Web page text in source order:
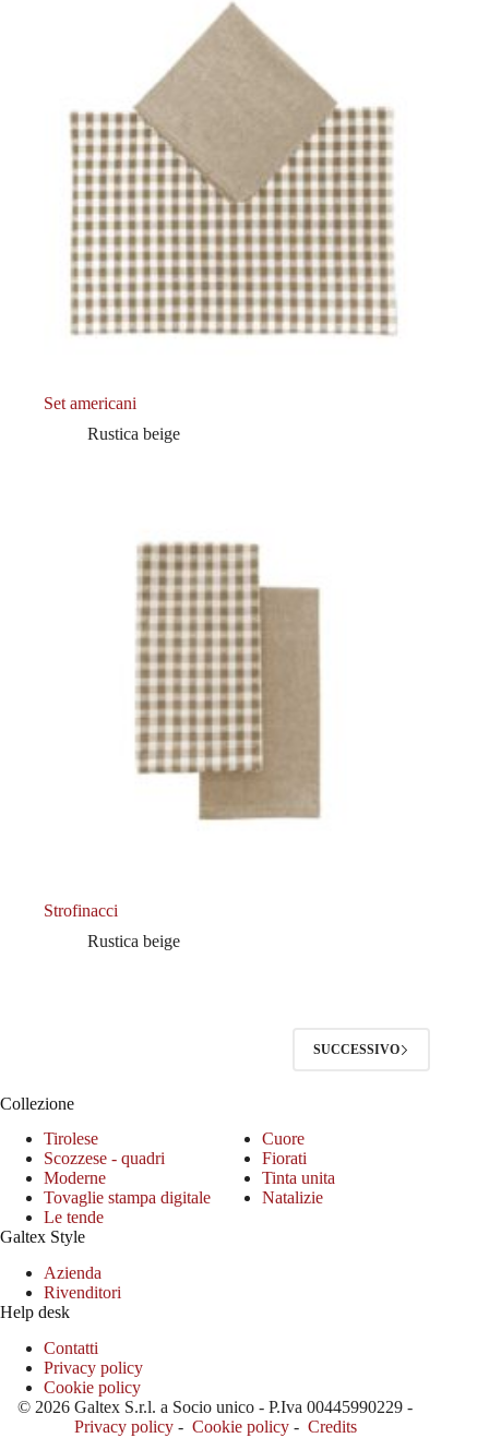
Set americani
Rustica beige
Strofinacci
Rustica beige
SUCCESSIVO
Collezione
Tirolese
Cuore
Scozzese - quadri
Fiorati
Moderne
Tinta unita
Tovaglie stampa digitale
Natalizie
Le tende
Galtex Style
Azienda
Rivenditori
Help desk
Contatti
Privacy policy
Cookie policy
© 2026 Galtex S.r.l. a Socio unico - P.Iva 00445990229 -
Privacy policy- Cookie policy- Credits